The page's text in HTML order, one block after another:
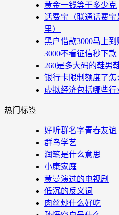
黄金一钱等于多少克
话费宝（联通话费
里）
黑户借款3000马上
3000不看征信秒下款
260是多大码的鞋男
银行卡限制额度了怎
虚拟经济包括哪些行
热门标签
好听群名字青春友谊
群鸟学艺
润笔是什么意思
小康家庭
黄曼演过的电视剧
低沉的反义词
肉丝炒什么好吃